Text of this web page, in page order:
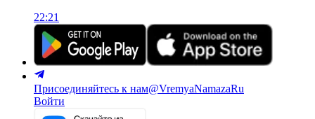
22:21
Присоединяйтесь к нам@VremyaNamazaRu
Войти